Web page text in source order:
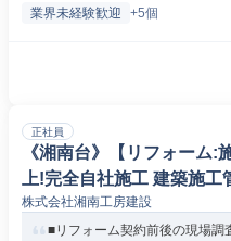
業界未経験歓迎 +5個
正社員
《湘南台》【リフォーム:
上!完全自社施工 建築施工
株式会社湘南工房建設
■リフォーム契約前後の現場調